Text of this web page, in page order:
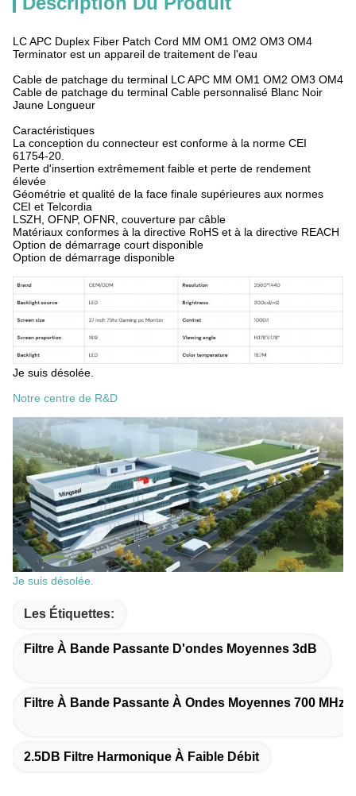
LC APC Duplex Fiber Patch Cord MM OM1 OM2 OM3 OM4
Terminator est un appareil de traitement de l'eau
Cable de patchage du terminal LC APC MM OM1 OM2 OM3 OM4
Cable de patchage du terminal Cable personnalisé Blanc Noir
Jaune Longueur
Caractéristiques
La conception du connecteur est conforme à la norme CEI
61754-20.
Perte d'insertion extrêmement faible et perte de rendement
élevée
Géométrie et qualité de la face finale supérieures aux normes
CEI et Telcordia
LSZH, OFNP, OFNR, couverture par câble
Matériaux conformes à la directive RoHS et à la directive REACH
Option de démarrage court disponible
Option de démarrage disponible
Je suis désolée.
Notre centre de R&D
Je suis désolée.
Les Étiquettes:
Filtre À Bande Passante D'ondes Moyennes 3dB
Filtre À Bande Passante À Ondes Moyennes 700 MHz
2.5DB Filtre Harmonique À Faible Débit